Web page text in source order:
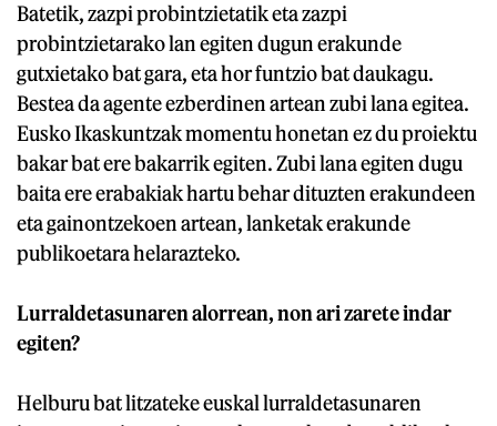
Batetik, zazpi probintzietatik eta zazpi
probintzietarako lan egiten dugun erakunde
gutxietako bat gara, eta hor funtzio bat daukagu.
Bestea da agente ezberdinen artean zubi lana egitea.
Eusko Ikaskuntzak momentu honetan ez du proiektu
bakar bat ere bakarrik egiten. Zubi lana egiten dugu
baita ere erabakiak hartu behar dituzten erakundeen
eta gainontzekoen artean, lanketak erakunde
publikoetara helarazteko.
Lurraldetasunaren alorrean, non ari zarete indar
egiten?
Helburu bat litzateke euskal lurraldetasunaren